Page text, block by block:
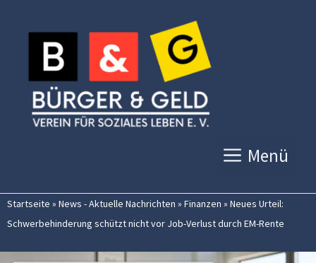
Inhalt
springen
Menü
Startseite » News - Aktuelle Nachrichten » Finanzen » Neues Urteil:
Schwerbehinderung schützt nicht vor Job-Verlust durch EM-Rente